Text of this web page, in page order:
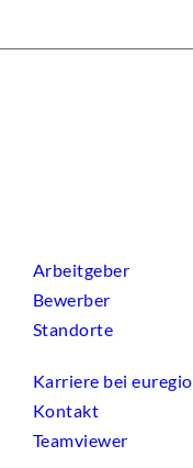
Arbeitgeber
Bewerber
Standorte
Karriere bei euregio
Kontakt
Teamviewer